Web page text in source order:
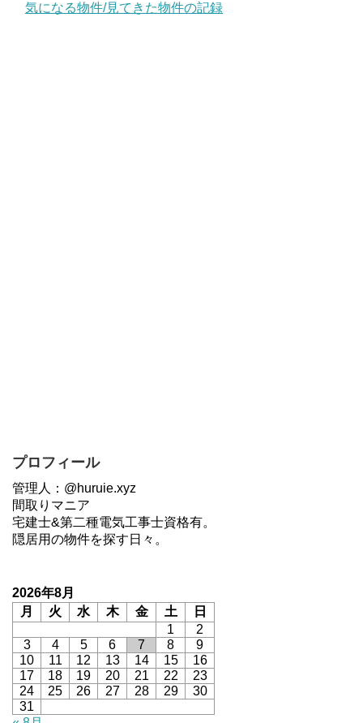
気になる物件/見てきた物件の記録
プロフィール
管理人：@huruie.xyz
間取りマニア
宅建士&第二種電気工事士資格有。
隠居用の物件を探す日々。
2026年8月
月
火 水 木 金 土
日
1
2
3
4 5 6 7 8
9
10
11 12 13 14 15
16
17
18 19 20 21 22
23
24
25 26 27 28 29
30
31